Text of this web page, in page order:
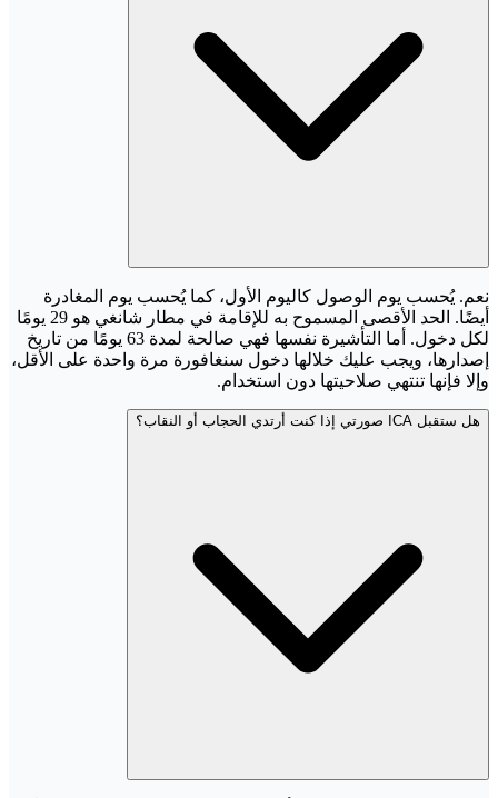
نعم. يُحسب يوم الوصول كاليوم الأول، كما يُحسب يوم المغادرة
أيضًا. الحد الأقصى المسموح به للإقامة في مطار شانغي هو 29 يومًا
لكل دخول. أما التأشيرة نفسها فهي صالحة لمدة 63 يومًا من تاريخ
إصدارها، ويجب عليك خلالها دخول سنغافورة مرة واحدة على الأقل،
وإلا فإنها تنتهي صلاحيتها دون استخدام.
هل ستقبل ICA صورتي إذا كنت أرتدي الحجاب أو النقاب؟